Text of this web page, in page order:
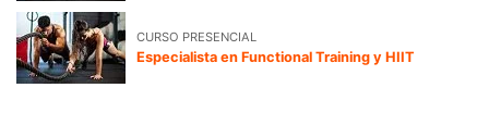
CURSO PRESENCIAL
Especialista en Functional Training y HIIT